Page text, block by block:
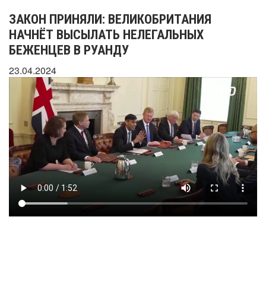
ЗАКОН ПРИНЯЛИ: ВЕЛИКОБРИТАНИЯ
НАЧНЁТ ВЫСЫЛАТЬ НЕЛЕГАЛЬНЫХ
БЕЖЕНЦЕВ В РУАНДУ
23.04.2024